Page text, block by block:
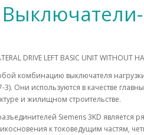
DRIVE LEFT BASIC UNIT WITHOUT
комбинацию выключателя
3). Они используются в качестве
и жилищном строительстве.
Siemens 3KD является
к токоведущим частям,